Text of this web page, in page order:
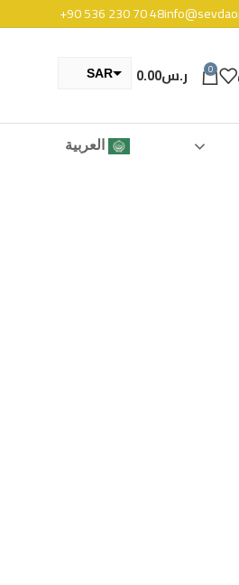
+90 536 230 70 48
0 ر.س0.00
SAR
العربية